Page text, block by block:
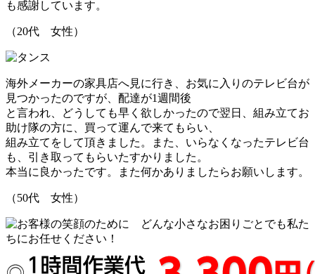
も感謝しています。
（20代 女性）
海外メーカーの家具店へ見に行き、お気に入りのテレビ台が
見つかったのですが、配達が1週間後
と言われ、どうしても早く欲しかったので翌日、 組み立てお
助け隊の方に、買って運んで来てもらい、
組み立てをして頂きました。また、いらなくなったテレビ台
も、引き取ってもらいたすかりました。
本当に良かったです。また何かありましたらお願いします。
（50代 女性）